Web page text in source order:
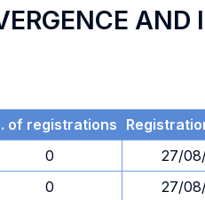
AND
of registrations
0
27/
0
27/